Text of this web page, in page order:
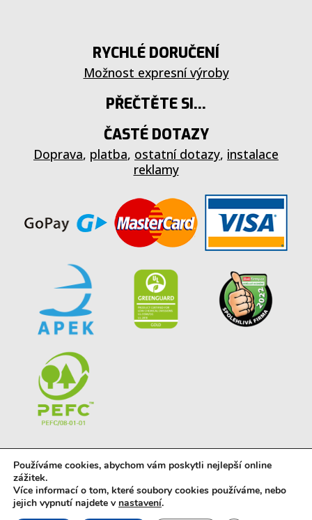
RYCHLÉ DORUČENÍ
Možnost expresní výroby
PŘEČTĚTE SI...
ČASTÉ DOTAZY
Doprava, platba, ostatní dotazy, instalace
reklamy
Používáme cookies, abychom vám poskytli nejlepší online
zážitek.
Více informací o tom, které soubory cookies používáme, nebo
jejich vypnutí najdete v nastavení.